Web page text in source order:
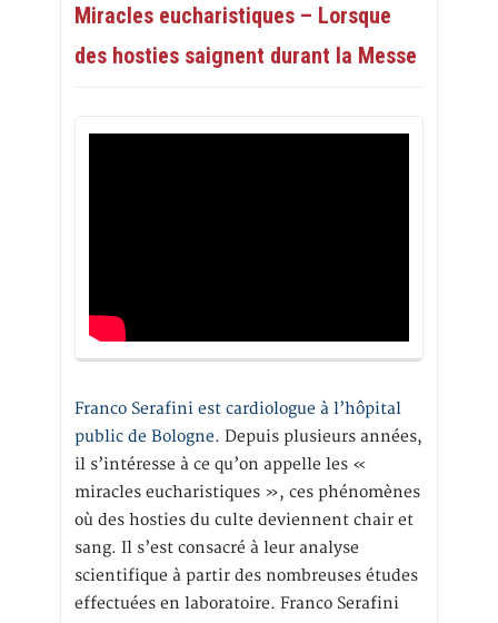
Miracles eucharistiques – Lorsque
des hosties saignent durant la Messe
Franco Serafini est cardiologue à l’hôpital
public de Bologne. Depuis plusieurs années,
il s’intéresse à ce qu’on appelle les «
miracles eucharistiques », ces phénomènes
où des hosties du culte deviennent chair et
sang. Il s’est consacré à leur analyse
scientifique à partir des nombreuses études
effectuées en laboratoire. Franco Serafini